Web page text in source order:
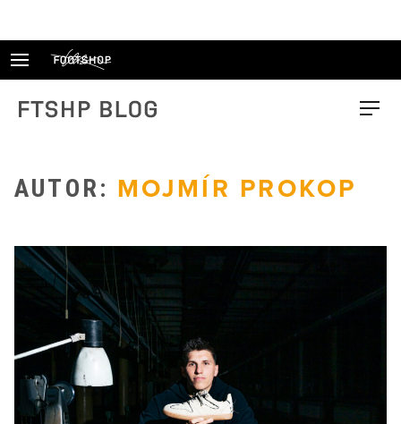
FTSHP blog Menu
AUTOR: MOJMÍR PROKOP